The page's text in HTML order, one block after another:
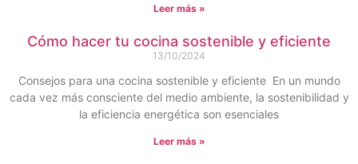
Leer más »
Cómo hacer tu cocina sostenible y eficiente
13/10/2024
Consejos para una cocina sostenible y eficiente En un mundo
cada vez más consciente del medio ambiente, la sostenibilidad y
la eficiencia energética son esenciales
Leer más »